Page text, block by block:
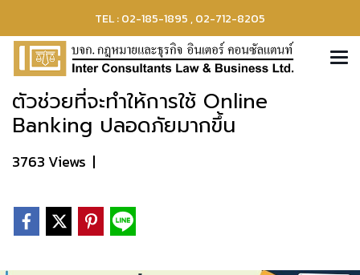
TEL : 02-185-1895 , 02-712-8205
ตัวช่วยที่จะทำให้การใช้ Online
Banking ปลอดภัยมากขึ้น
3763 Views |